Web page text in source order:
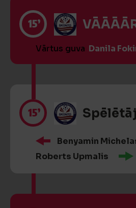
15’
Vārtus guva Danila
15’
Benyamin
Roberts Upmalis